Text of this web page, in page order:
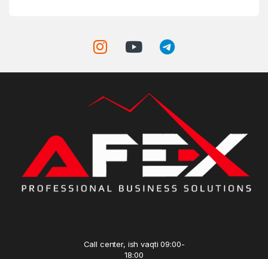
Call center, ish vaqti 09:00-
18:00